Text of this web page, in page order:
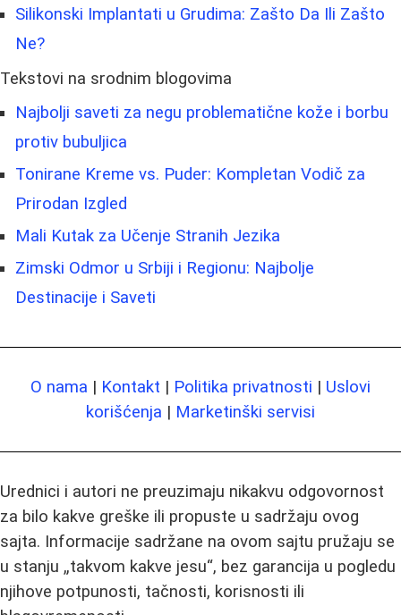
Silikonski Implantati u Grudima: Zašto Da Ili Zašto
Ne?
Tekstovi na srodnim blogovima
Najbolji saveti za negu problematične kože i borbu
protiv bubuljica
Tonirane Kreme vs. Puder: Kompletan Vodič za
Prirodan Izgled
Mali Kutak za Učenje Stranih Jezika
Zimski Odmor u Srbiji i Regionu: Najbolje
Destinacije i Saveti
O nama | Kontakt | Politika privatnosti | Uslovi
korišćenja | Marketinški servisi
Urednici i autori ne preuzimaju nikakvu odgovornost
za bilo kakve greške ili propuste u sadržaju ovog
sajta. Informacije sadržane na ovom sajtu pružaju se
u stanju „takvom kakve jesu“, bez garancija u pogledu
njihove potpunosti, tačnosti, korisnosti ili